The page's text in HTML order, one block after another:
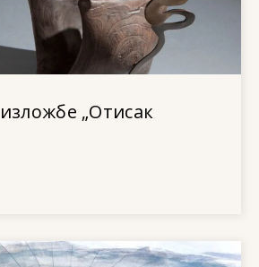
„Отисак